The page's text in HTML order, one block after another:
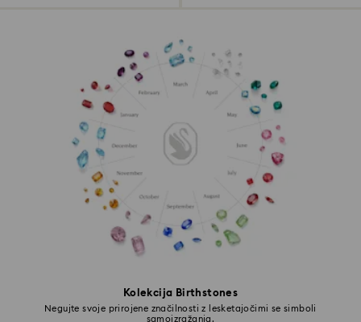
Kolekcija Birthstones
Negujte svoje prirojene značilnosti z lesketajočimi se simboli
samoizražanja.